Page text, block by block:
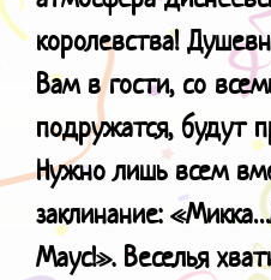
королевства!
Вам в гости, со
подружатся, будут
Нужно лишь всем
заклинание:
Маус!». Веселья